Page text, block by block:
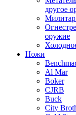
другое
оружие
Ножи
Al Mar
Boker
CJRB
Buck
City